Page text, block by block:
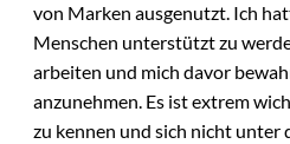
von Marken ausgenutzt. Ich
Menschen unterstützt zu
arbeiten und mich davor
anzunehmen. Es ist extrem
zu kennen und sich nicht unter